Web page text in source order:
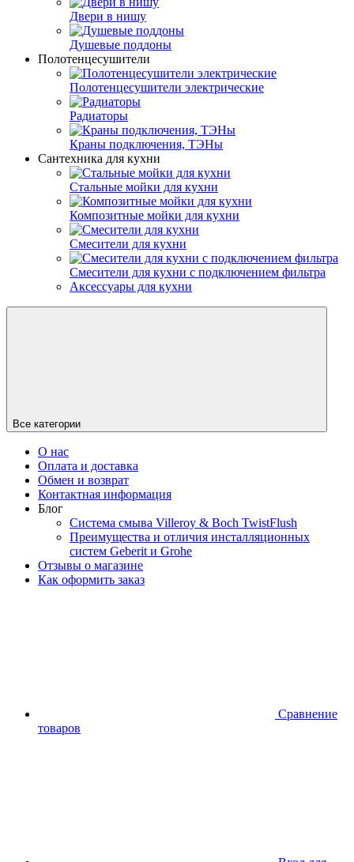
Двери в нишу
Душевые поддоны
Полотенцесушители
Полотенцесушители электрические
Радиаторы
Краны подключения, ТЭНы
Сантехника для кухни
Стальные мойки для кухни
Композитные мойки для кухни
Смесители для кухни
Смесители для кухни с подключением фильтра
Аксессуары для кухни
Все категории
О нас
Оплата и доставка
Обмен и возврат
Контактная информация
Блог
Система смыва Villeroy & Boch TwistFlush
Преимущества и отличия инсталляционных
систем Geberit и Grohe
Отзывы о магазине
Как оформить заказ
Сравнение
товаров